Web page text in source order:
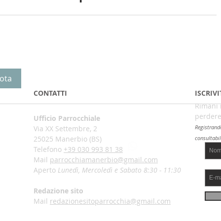
CONTATTI
Ufficio Parrocchiale
Via XX Settembre, 2
25025 Manerbio (BS)
Telefono +39 030 993 81 38
Mail parrocchiamanerbio@gmail.com
Aperto Lunedì, Mercoledì e Sabato 8:30 - 11:30
Redazione sito
Mail redazionesitoparrocchia@gmail.com
Rimani